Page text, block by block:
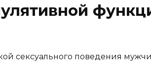
сексуального поведения